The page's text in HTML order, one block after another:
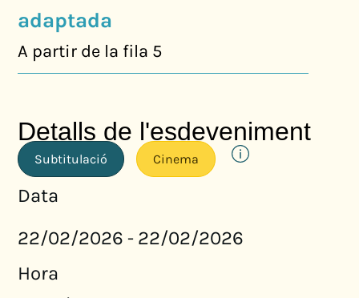
adaptada
A partir de la fila 5
Detalls de l'esdeveniment
Subtitulació Cinema
Data
22/02/2026 - 22/02/2026
Hora